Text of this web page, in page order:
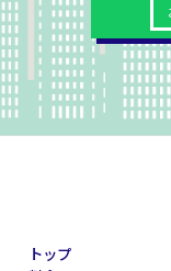
トップ